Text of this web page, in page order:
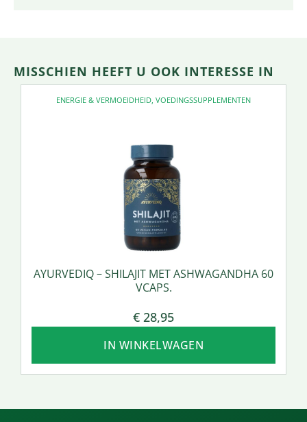
MISSCHIEN HEEFT U OOK INTERESSE IN
ENERGIE & VERMOEIDHEID VOEDINGSSUPPLEMENTEN
AYURVEDIQ – SHILAJIT MET ASHWAGANDHA 60
VCAPS.
€ 28,95
IN WINKELWAGEN